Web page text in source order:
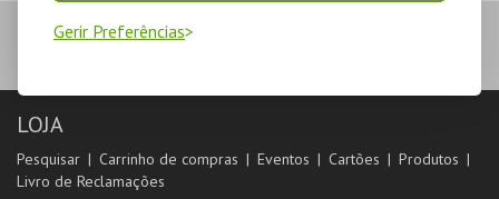
Gerir Preferências
LOJA
Pesquisar Carrinho de compras Eventos Cartões
Produtos
Livro de Reclamações